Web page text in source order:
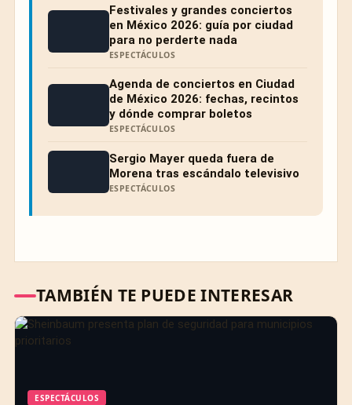
Festivales y grandes conciertos
en México 2026: guía por ciudad
para no perderte nada
ESPECTÁCULOS
Agenda de conciertos en Ciudad
de México 2026: fechas, recintos
y dónde comprar boletos
ESPECTÁCULOS
Sergio Mayer queda fuera de
Morena tras escándalo televisivo
ESPECTÁCULOS
TAMBIÉN TE PUEDE INTERESAR
ESPECTÁCULOS